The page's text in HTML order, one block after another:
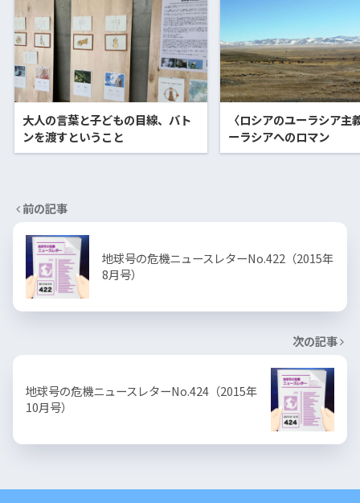
大人の言葉と子どもの目線、バト
ンを渡すということ
〈ロシアのユーラシア主
ーラシアへのロマン
前の記事
地球号の危機ニュースレターNo.422（2015年
8月号）
次の記事
地球号の危機ニュースレターNo.424（2015年
10月号）